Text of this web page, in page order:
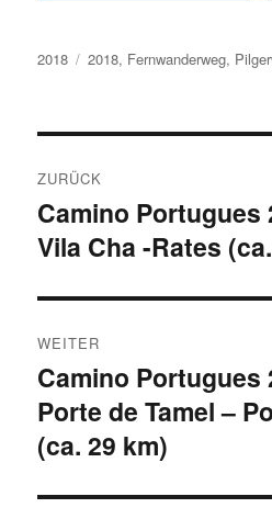
Kategorien
2018 Schlagwörter
2018, Fernwanderweg,
ZURÜCK
Vorheriger
Beitrag:
Camino Portugues
Vila Cha -Rates
WEITER
Nächster
Beitrag:
Camino Portugues
Porte de Tamel –
(ca. 29 km)